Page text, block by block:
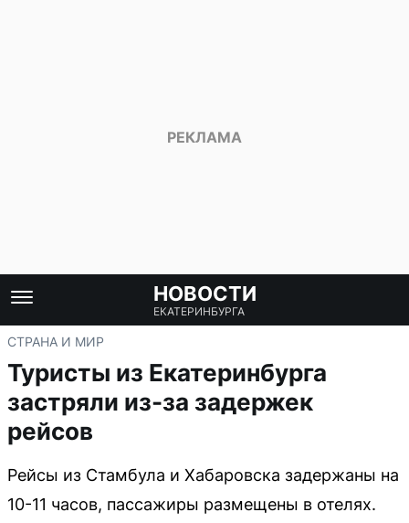
НОВОСТИ
ЕКАТЕРИНБУРГА
СТРАНА И МИР
Туристы из Екатеринбурга
застряли из-за задержек
рейсов
Рейсы из Стамбула и Хабаровска задержаны на
10-11 часов, пассажиры размещены в отелях.